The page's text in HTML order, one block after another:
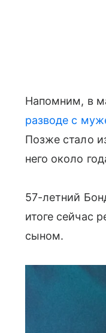
Напомним, в
разводе с
Позже стало
него около
57-летний
итоге сейчас
сыном.